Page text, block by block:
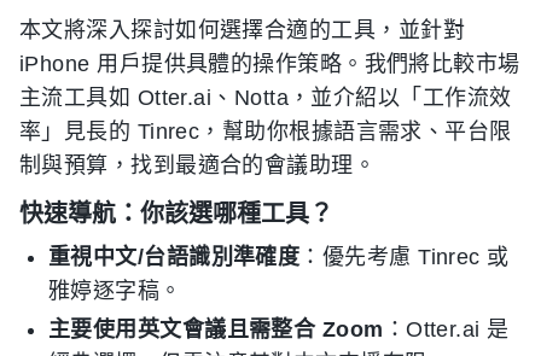
本文將深入探討如何選擇合適的工具，並針對
iPhone 用戶提供具體的操作策略。我們將比較市場
主流工具如 Otter.ai、Notta，並介紹以「工作流效
率」見長的 Tinrec，幫助你根據語言需求、平台限
制與預算，找到最適合的會議助理。
快速導航：你該選哪種工具？
重視中文/台語識別準確度 ：優先考慮 Tinrec 或
雅婷逐字稿。
主要使用英文會議且需整合 Zoom ：Otter.ai 是